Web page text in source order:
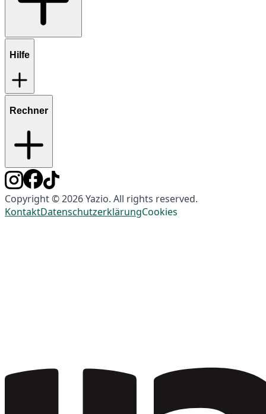
Hilfe
Rechner
Copyright © 2026 Yazio. All rights reserved.
KontaktDatenschutzerklärungCookies